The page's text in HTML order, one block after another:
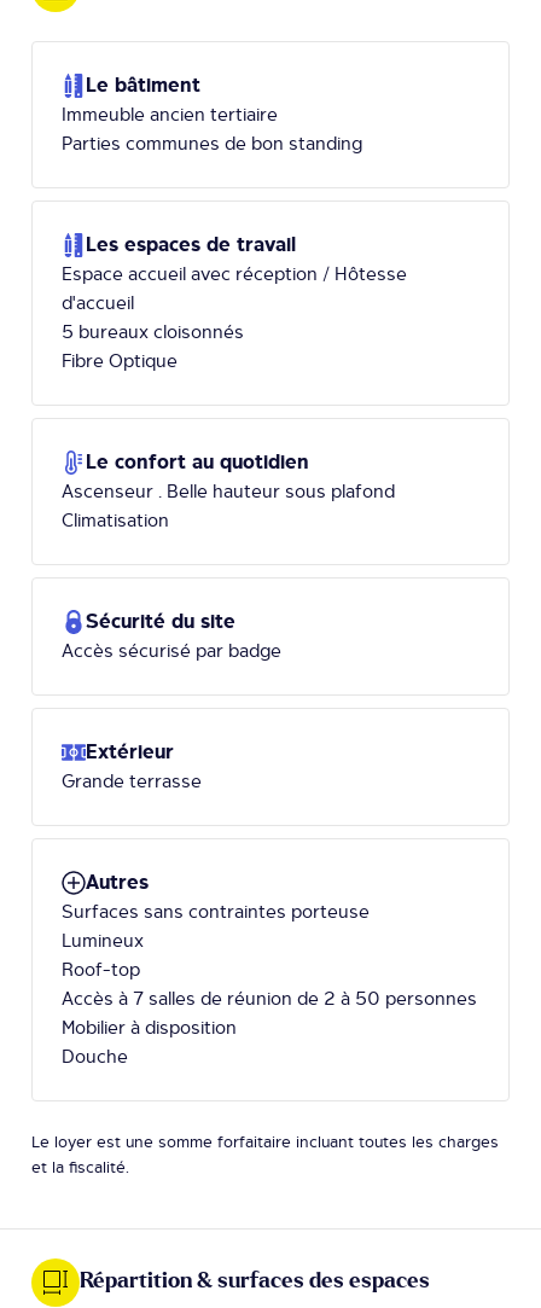
Le bâtiment
Immeuble ancien tertiaire
Parties communes de bon standing
Les espaces de travail
Espace accueil avec réception / Hôtesse
d'accueil
5 bureaux cloisonnés
Fibre Optique
Le confort au quotidien
Ascenseur . Belle hauteur sous plafond
Climatisation
Sécurité du site
Accès sécurisé par badge
Extérieur
Grande terrasse
Autres
Surfaces sans contraintes porteuse
Lumineux
Roof-top
Accès à 7 salles de réunion de 2 à 50 personnes
Mobilier à disposition
Douche
Le loyer est une somme forfaitaire incluant toutes les charges
et la fiscalité.
Répartition & surfaces des espaces